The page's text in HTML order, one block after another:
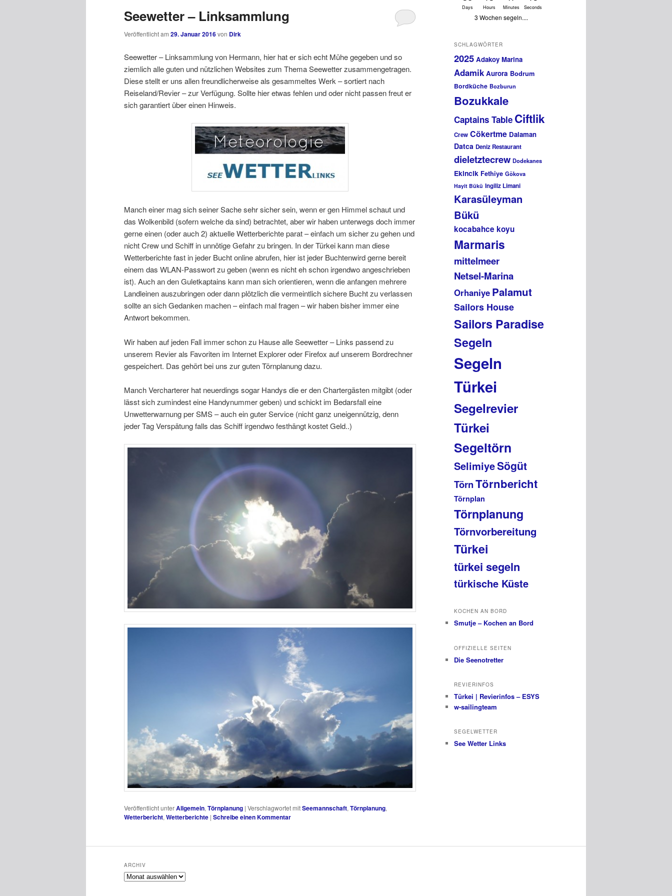
Seewetter – Linksammlung
Veröffentlicht am 29. Januar 2016von Dirk
Seewetter – Linksammlung von Hermann, hier hat er sich echt Mühe gegeben und so
ziemlich alle guten und nützlichen Websites zum Thema Seewetter zusammengetragen.
Diese stellt er uns allen freundlicherweise als gesammeltes Werk – sortiert nach
Reiseland/Revier – zur Verfügung. Sollte hier etwas fehlen und oder nicht passen freut er
sich garantiert über einen Hinweis.
Manch einer mag sich seiner Sache sehr sicher sein, wenn er gen Himmel schaut und
das Wolkenbild (sofern welche da sind) betrachtet, aber wir haben unterwegs doch immer
gerne einen (oder auch 2) aktuelle Wetterberichte parat – einfach um sicher zu gehen und
nicht Crew und Schiff in unnötige Gefahr zu bringen. In der Türkei kann man diese
Wetterberichte fast in jeder Bucht online abrufen, hier ist jeder Buchtenwird gerne bereit
einem das WLAN-Passwort zu geben (wenn es nicht eh schon irgendwo angeschrieben
ist). Auch an den Guletkaptains kann man sich orientieren, wenn die anfangen mehrere
Landleinen auszubringen oder dann plötzlich die vermeintlich sichere Bucht zu verlassen
sollte an sich Gedanken machen – einfach mal fragen – wir haben bisher immer eine
Antwort bekommen.
Wir haben auf jeden Fall immer schon zu Hause alle Seewetter – Links passend zu
unserem Revier als Favoriten im Internet Explorer oder Firefox auf unserem Bordrechner
gespeichert. Das gehört bei uns zur guten Törnplanung dazu.
Manch Vercharterer hat neuerdings sogar Handys die er den Chartergästen mitgibt (oder
lässt sich zumindest eine Handynummer geben) und schickt im Bedarsfall eine
Unwetterwarnung per SMS – auch ein guter Service (nicht ganz uneigennützig, denn
jeder Tag Verspätung falls das Schiff irgendwo festhängt kostet Geld..)
Veröffentlicht unterAllgemein, Törnplanung | Verschlagwortet mitSeemannschaft, Törnplanung,
Wetterbericht, Wetterberichte | Schreibe einen Kommentar
Days Hours Minutes Seconds
3 Wochen segeln....
SCHLAGWÖRTER
2025 Adakoy Marina
Adamik Aurora Bodrum
Bordküche Bozburun
Bozukkale
Captains Table Ciftlik
Crew Cökertme Dalaman
Datca Deniz Restaurant
dieletztecrew Dodekanes
Ekincik Fethiye Gökova
Hayit Bükü Ingiliz Limani
Karasüleyman
Bükü
kocabahce koyu
Marmaris
mittelmeer
Netsel-Marina
Orhaniye Palamut
Sailors House
Sailors Paradise
Segeln
Segeln
Türkei
Segelrevier
Türkei
Segeltörn
SelimiyeSögüt
TörnTörnbericht
Törnplan
Törnplanung
Törnvorbereitung
Türkei
türkei segeln
türkische Küste
KOCHEN AN BORD
Smutje – Kochen an Bord
OFFIZIELLE SEITEN
Die Seenotretter
REVIERINFOS
Türkei | Revierinfos – ESYS
w-sailingteam
SEGELWETTER
See Wetter Links
ARCHIV
Archiv